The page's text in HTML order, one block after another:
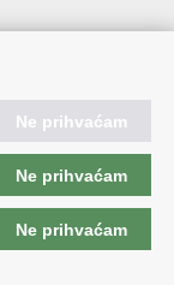
Ne prihvaćam
Ne prihvaćam
Ne prihvaćam